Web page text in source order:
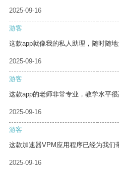
2025-09-16
游客
这款app就像我的私人助理，随时随地
2025-09-16
游客
这款app的老师非常专业，教学水平
2025-09-16
游客
这款加速器VPM应用程序已经为我们
2025-09-16